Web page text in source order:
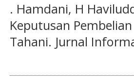
. Hamdani, H
Keputusan
Tahani. Jurnal